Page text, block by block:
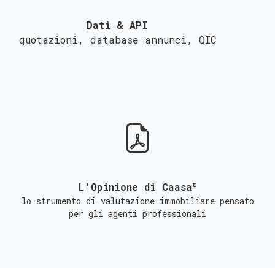
Dati & API
quotazioni, database annunci, QIC
L'Opinione di Caasa©
lo strumento di valutazione immobiliare pensato
per gli agenti professionali